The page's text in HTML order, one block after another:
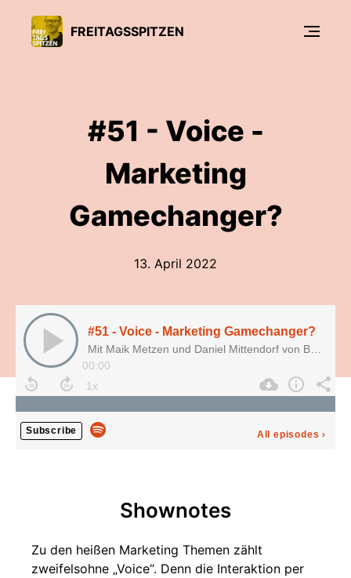
FREITAGSSPITZEN
#51 - Voice -
Marketing
Gamechanger?
13. April 2022
#51 - Voice - Marketing Gamechanger?
00:00
Subscribe All episodes ›
Shownotes
Zu den heißen Marketing Themen zählt
zweifelsohne „Voice“. Denn die Interaktion per